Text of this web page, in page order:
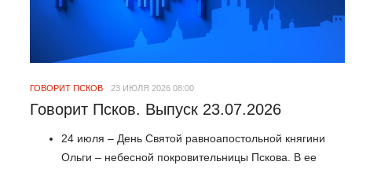
ГОВОРИТ ПСКОВ 23 ИЮЛЯ 2026 08:00
Говорит Псков. Выпуск 23.07.2026
24 июля – День Святой равноапостольной княгини
Ольги – небесной покровительницы Пскова. В ее